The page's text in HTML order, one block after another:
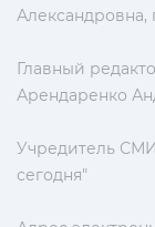
Александровна,
Главный
Арендаренко
Учредитель
сегодня"